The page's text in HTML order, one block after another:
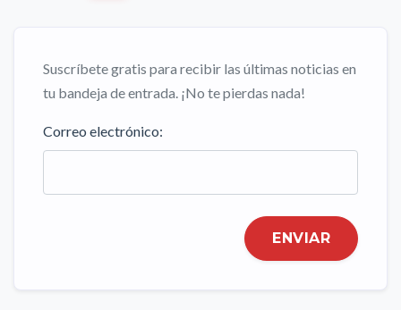
Suscríbete gratis para recibir las últimas noticias en
tu bandeja de entrada. ¡No te pierdas nada!
Correo electrónico:
ENVIAR